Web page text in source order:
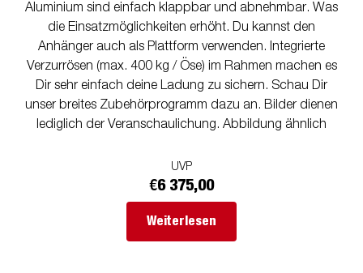
Aluminium sind einfach klappbar und abnehmbar. Was
die Einsatzmöglichkeiten erhöht. Du kannst den
Anhänger auch als Plattform verwenden. Integrierte
Verzurrösen (max. 400 kg / Öse) im Rahmen machen es
Dir sehr einfach deine Ladung zu sichern. Schau Dir
unser breites Zubehörprogramm dazu an. Bilder dienen
lediglich der Veranschaulichung. Abbildung ähnlich
UVP
€6 375,00
Weiterlesen